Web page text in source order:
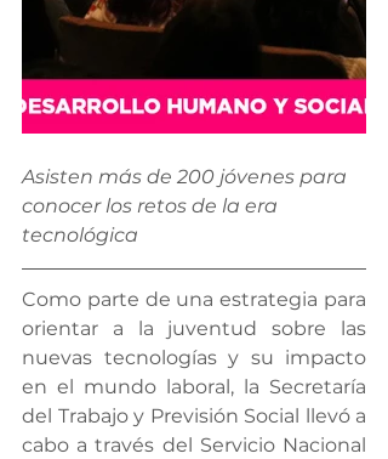
Asisten más de 200 jóvenes para
conocer los retos de la era
tecnológica
Como parte de una estrategia para
orientar a la juventud sobre las
nuevas tecnologías y su impacto
en el mundo laboral, la Secretaría
del Trabajo y Previsión Social llevó a
cabo a través del Servicio Nacional